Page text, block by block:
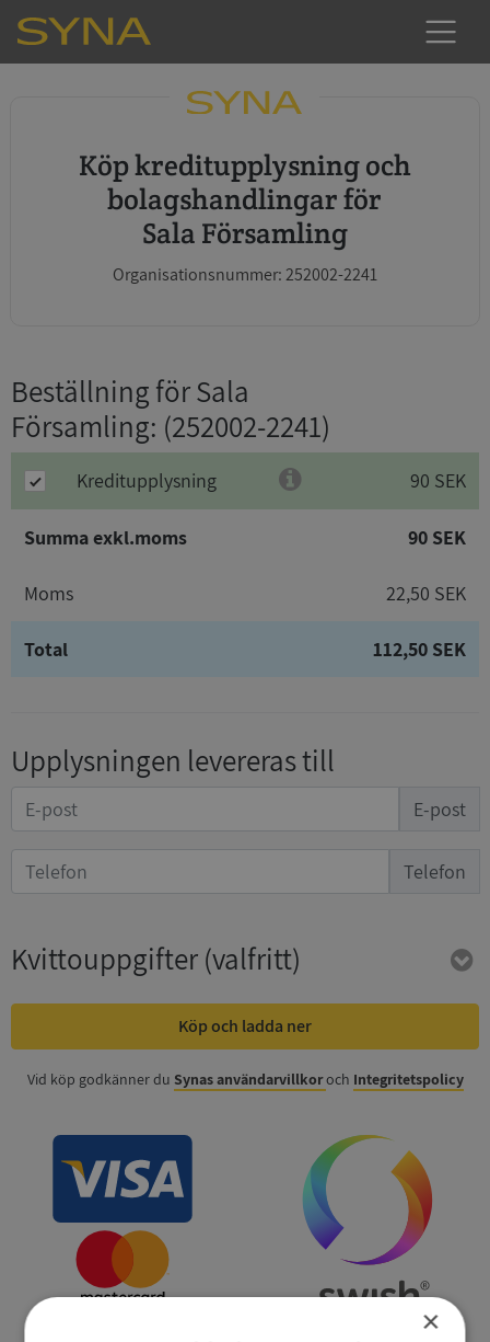
Köp kreditupplysning och
bolagshandlingar för
Sala Församling
Organisationsnummer: 252002-2241
Beställning för Sala
Församling: (252002-2241)
Kreditupplysning 90 SEK
Summa exkl.moms 90 SEK
Moms 22,50 SEK
Total 112,50 SEK
Upplysningen levereras till
E-post
Telefon
Kvittouppgifter(valfritt)
Köp och ladda ner
Vid köp godkänner du Synas användarvillkoroch Integritetspolicy
×